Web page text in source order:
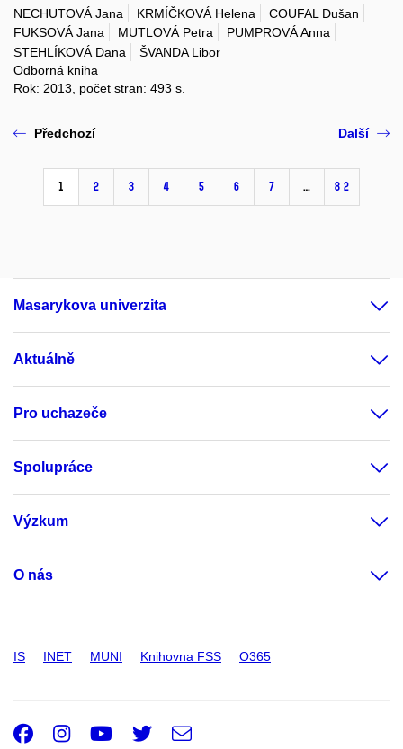
NECHUTOVÁ Jana KRMÍČKOVÁ Helena
COUFAL Dušan
FUKSOVÁ Jana
MUTLOVÁ Petra
PUMPROVÁ Anna
STEHLÍKOVÁ Dana
ŠVANDA Libor
Odborná kniha
Rok: 2013, počet stran: 493 s.
Předchozí
1 2 3 4 5 6 7 … 82
Další
Masarykova univerzita
Aktuálně
Pro uchazeče
Spolupráce
Výzkum
O nás
IS INET MUNI Knihovna FSS O365
Facebook
Instagram
Youtube
Twitter
e-